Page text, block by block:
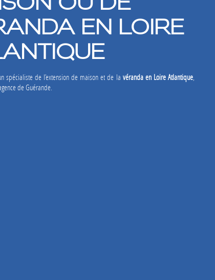
EN LOIRE
spécialiste de l’extension de maison et de la véranda en Loire Atlantique
de Guérande.